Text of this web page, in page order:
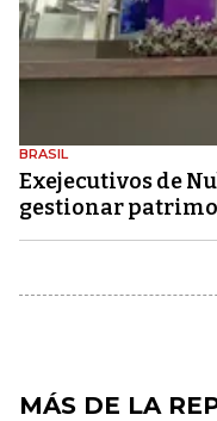
BRASIL
Exejecutivos de
gestionar
MÁS DE LA